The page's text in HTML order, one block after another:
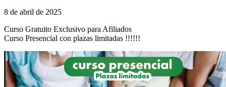
8 de abril de 2025
Curso Gratuito Exclusivo para Afiliados
Curso Presencial con plazas limitadas !!!!!!